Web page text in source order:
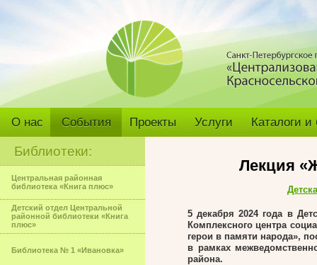
О нас События Проекты Услуги Каталоги
Библиотеки:
Центральная районная
библиотека «Книга плюс»
Детский отдел Центральной
районной библиотеки «Книга
плюс»
Библиотека № 1 «Ивановка»
Лекция
5 декабря 2024 года в
Комплексного центра
герои в памяти народа»,
в рамках
района.